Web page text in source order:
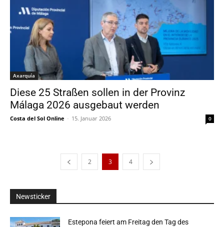
Axarquía
Diese 25 Straßen sollen in der Provinz
Málaga 2026 ausgebaut werden
Costa del Sol Online - 15. Januar 2026 0
2 3 4
Newsticker
Estepona feiert am Freitag den Tag des